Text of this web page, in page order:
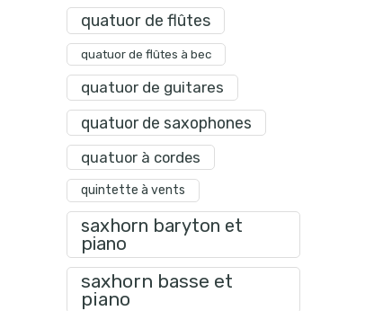
quatuor de flûtes
quatuor de flûtes à bec
quatuor de guitares
quatuor de saxophones
quatuor à cordes
quintette à vents
saxhorn baryton et
piano
saxhorn basse et
piano